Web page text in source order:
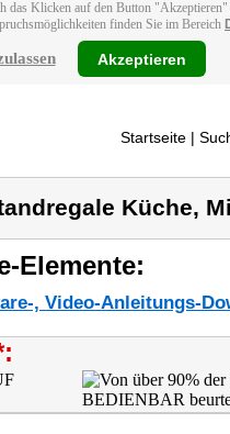
Klicken auf den Button
finden Sie im Bereich
Akzeptieren
Startseite |
Küche,
Elemente:
, Video-Anleitungs-